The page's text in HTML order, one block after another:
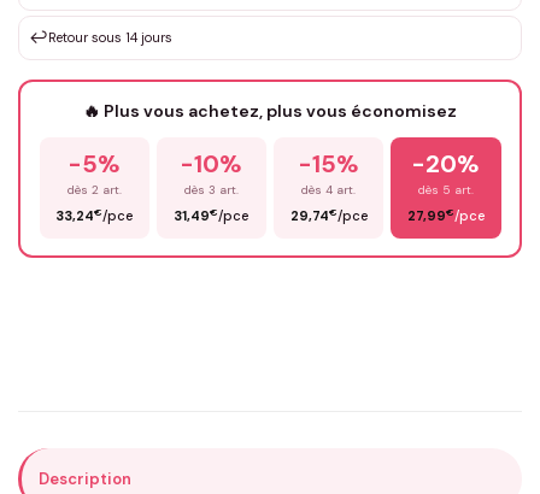
Votre texte / idée*
Prénom*
↩️Retour sous 14 jours
🔥 Plus vous achetez, plus vous économisez
-5%
dès 2 art.
33,24€/pce
-10%
dès 3 art.
31,49€/pce
-15%
dès 4 art.
29,74€/pce
-20%
dès 5 art.
27,99€/pce
Description